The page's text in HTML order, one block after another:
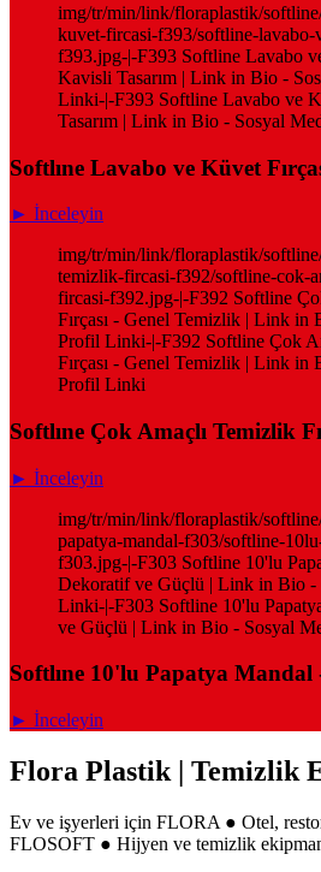
img/tr/min/link/floraplastik/
kuvet-fircasi-f393/softline-
f393.jpg-|-F393 Softline Lavabo
Kavisli Tasarım | Link in Bio -
Linki-|-F393 Softline Lavabo ve
Tasarım | Link in Bio - Sosyal
Softlıne Lavabo ve Küvet
► İnceleyin
img/tr/min/link/floraplastik/
temizlik-fircasi-f392/softline-cok-
fircasi-f392.jpg-|-F392 Softline
Fırçası - Genel Temizlik | Link in
Profil Linki-|-F392 Softline Çok
Fırçası - Genel Temizlik | Link in
Profil Linki
Softlıne Çok Amaçlı Temizlik
► İnceleyin
img/tr/min/link/floraplastik/
papatya-mandal-f303/softline-
f303.jpg-|-F303 Softline 10'lu
Dekoratif ve Güçlü | Link in Bio -
Linki-|-F303 Softline 10'lu
ve Güçlü | Link in Bio - Sosyal
Softlıne 10'lu Papatya Mandal
► İnceleyin
Flora Plastik | Temizlik
Ev ve işyerleri için FLORA ● Otel,
FLOSOFT ● Hijyen ve temizlik